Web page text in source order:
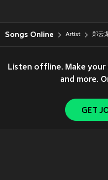
Songs Online Artist 郑云
Listen offline. Make your
and more.
GET